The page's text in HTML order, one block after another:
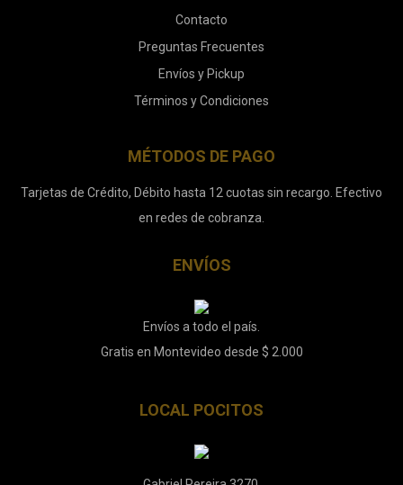
Contacto
Preguntas Frecuentes
Envíos y Pickup
Términos y Condiciones
MÉTODOS DE PAGO
Tarjetas de Crédito, Débito hasta 12 cuotas sin recargo. Efectivo
en redes de cobranza.
ENVÍOS
Envíos a todo el país.
Gratis en Montevideo desde $ 2.000
LOCAL POCITOS